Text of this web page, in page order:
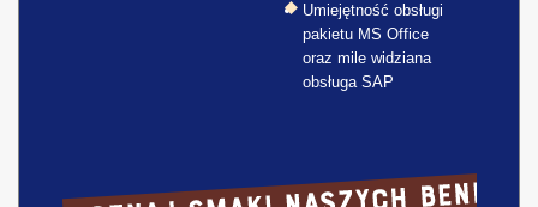
Umiejętność obsługi
pakietu MS Office
oraz mile widziana
obsługa SAP